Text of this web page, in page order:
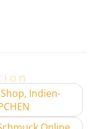
Indien-